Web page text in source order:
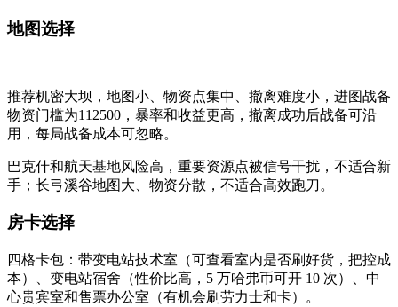
地图选择
推荐机密大坝，地图小、物资点集中、撤离难度小 ，进图战备
物资门槛为112500，暴率和收益更高，撤离成功后战备可沿
用，每局战备成本可忽略。
巴克什和航天基地风险高，重要资源点被信号干扰，不适合新
手；长弓溪谷地图大、物资分散，不适合高效跑刀。
房卡选择
四格卡包：带变电站技术室（可查看室内是否刷好货，把控成
本）、变电站宿舍（性价比高，5 万哈弗币可开 10 次）、中
心贵宾室和售票办公室（有机会刷劳力士和卡）。